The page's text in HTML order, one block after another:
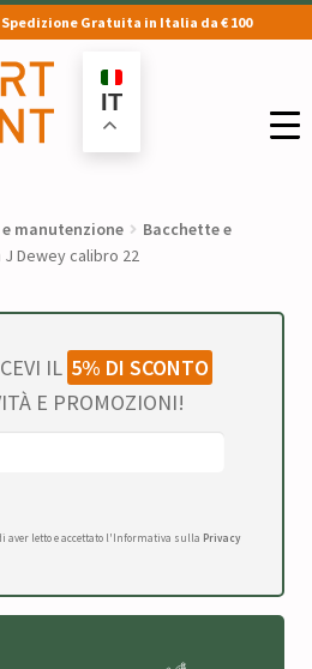
Spedizione Gratuita in Italia da € 100
IT
manutenzione
Bacchette e
Dewey calibro 22
IL 5% DI SCONTO
E PROMOZIONI!
letto e accettato l'Informativa sulla Privacy